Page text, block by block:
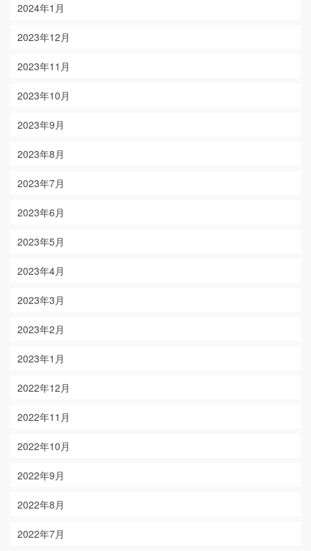
2024年1月
2023年12月
2023年11月
2023年10月
2023年9月
2023年8月
2023年7月
2023年6月
2023年5月
2023年4月
2023年3月
2023年2月
2023年1月
2022年12月
2022年11月
2022年10月
2022年9月
2022年8月
2022年7月